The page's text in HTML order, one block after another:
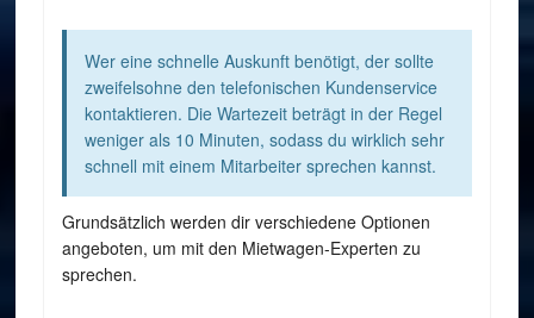
Wer eine schnelle Auskunft benötigt, der sollte
zweifelsohne den telefonischen Kundenservice
kontaktieren. Die Wartezeit beträgt in der Regel
weniger als 10 Minuten, sodass du wirklich sehr
schnell mit einem Mitarbeiter sprechen kannst.
Grundsätzlich werden dir verschiedene Optionen
angeboten, um mit den Mietwagen-Experten zu
sprechen.